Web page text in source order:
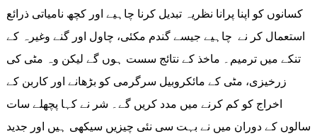
کسانوں کو اپنا پرانا نظریہ تبدیل کرنا چاہیے اور کچھ نامیاتی ذرائع
استعمال کر نے چاہیے جیسے گندم مکئی، چاول اور گنے وغیرہ کے
تنکے میں ترمیم۔ ماخذ کے نتائج سست ہوں گے لیکن وہ مٹی کی
زرخیزی، مٹی کے مائکروبیل سرگرمی کو بڑھانے اور کاربن کے
اخراج کو کم کرنے میں مدد کریں گے۔ شر نے کہا پچھلے سات
سالوں کے دوران میں نے بہت سی نئی چیزیں سیکھی ہیں اور جدید